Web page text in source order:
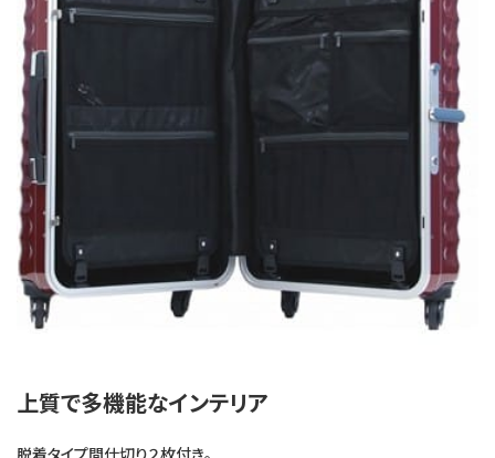
上質で多機能なインテリア
脱着タイプ間仕切り２枚付き。